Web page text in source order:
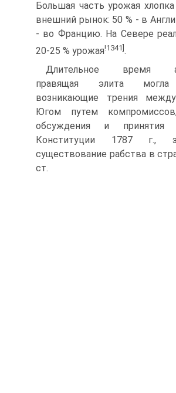
Большая часть урожая
внешний рынок: 50 % - в
- во Францию. На Севере
20-25 % урожая!1341].
Длительное время
правящая элита могла
возникающие трения
Югом путем
обсуждения и принятия
Конституции 1787 г.,
существование рабства в
ст.